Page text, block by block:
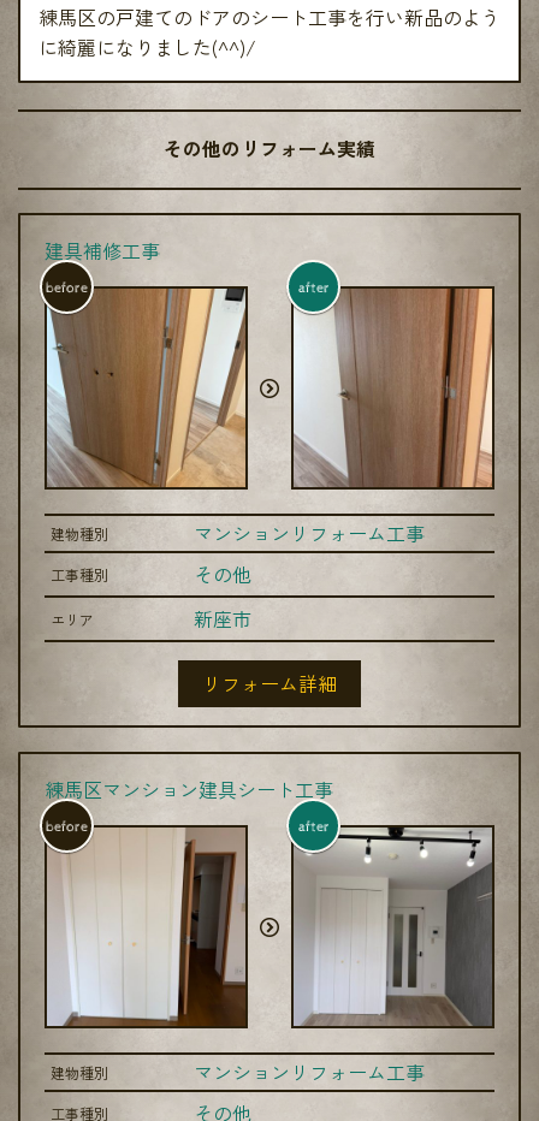
練馬区の戸建てのドアのシート工事を行い新品のよう
に綺麗になりました(^^)/
その他のリフォーム実績
建具補修工事
before after
建物種別 マンションリフォーム工事
工事種別 その他
エリア 新座市
リフォーム詳細
練馬区マンション建具シート工事
before after
建物種別 マンションリフォーム工事
工事種別 その他